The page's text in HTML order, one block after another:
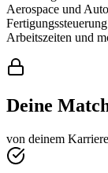
Aerospace und
Arbeitszeiten und
Deine
von deinem